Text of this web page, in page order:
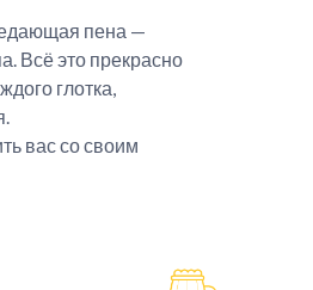
пена —
Всё это прекрасно
глотка,
вас со своим